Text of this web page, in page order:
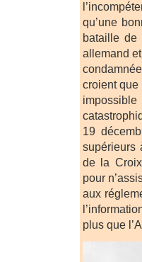
qu’une
bataille de
allemand
croient que
19
supérieurs
de la
pour
aux
plus que